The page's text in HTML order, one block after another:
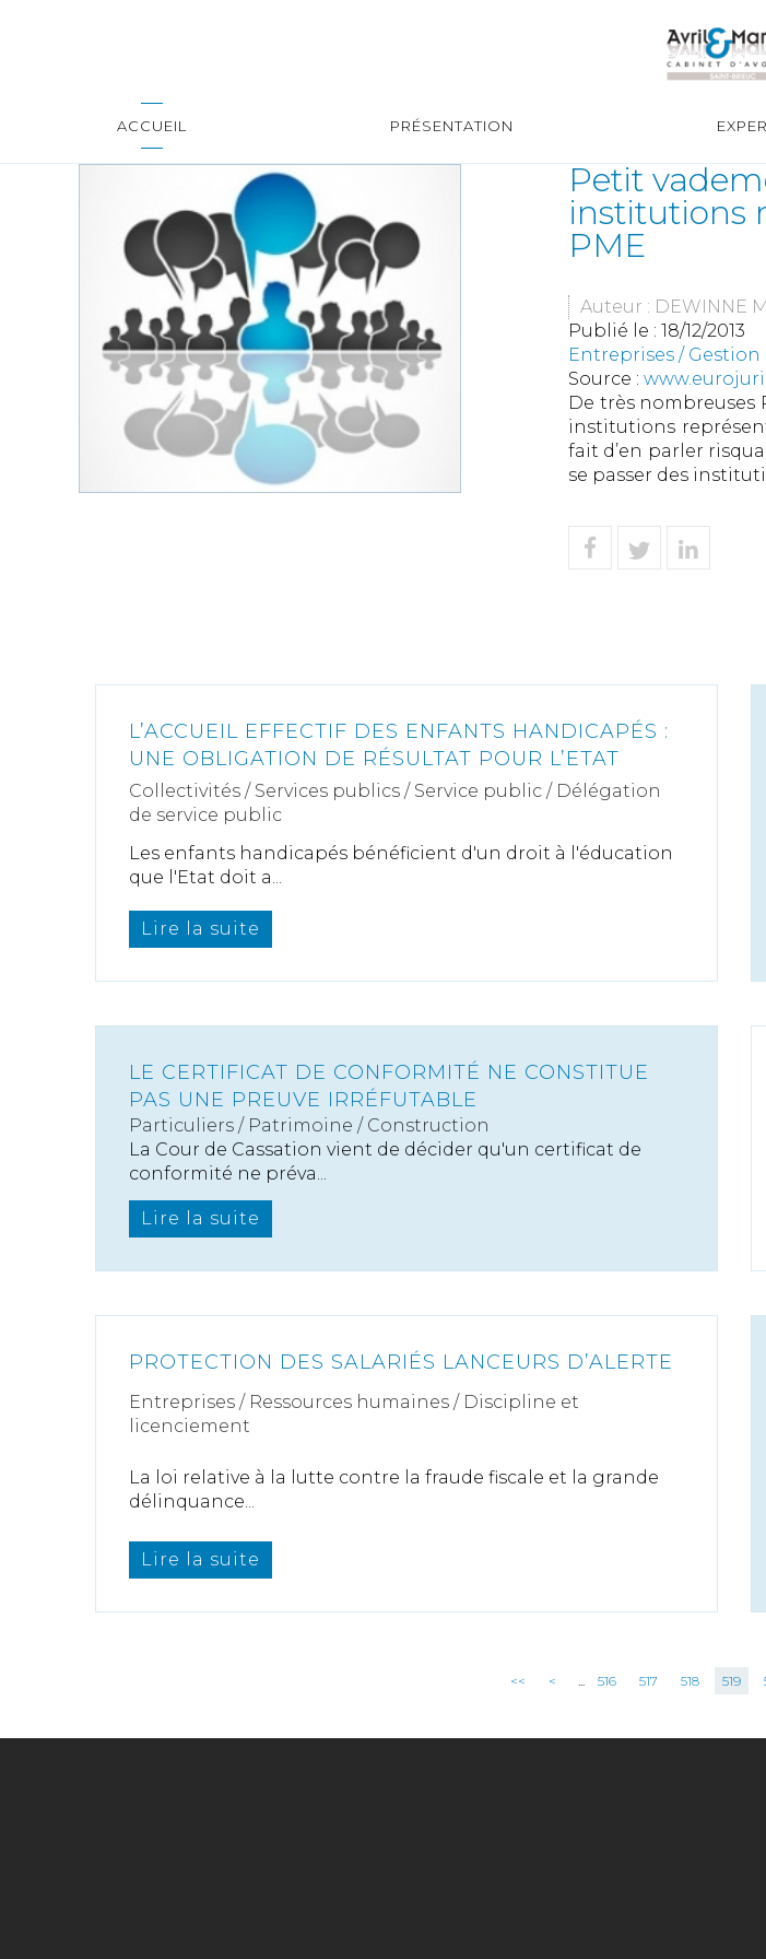
ACCUEIL PRÉSENTATION
Petit
institutions
PME
Auteur : DEWINNE
Publié le : 18/12/2013
Entreprises / Gestion
Source :
De très
institutions
fait d’en parler
se passer des
L’ACCUEIL EFFECTIF DES ENFANTS HANDICAPÉS :
UNE OBLIGATION DE RÉSULTAT POUR L’ETAT
Collectivités / Services publics / Service public / Délégation
de service public
Les enfants handicapés bénéficient d'un droit à l'éducation
que l'Etat doit a...
Lire la suite
LE CERTIFICAT DE CONFORMITÉ NE CONSTITUE
PAS UNE PREUVE IRRÉFUTABLE
Particuliers / Patrimoine / Construction
La Cour de Cassation vient de décider qu'un certificat de
conformité ne préva...
Lire la suite
PROTECTION DES SALARIÉS LANCEURS D’ALERTE
Entreprises / Ressources humaines / Discipline et
licenciement
La loi relative à la lutte contre la fraude fiscale et la grande
délinquance...
Lire la suite
<< < ... 516 517 518 519